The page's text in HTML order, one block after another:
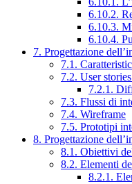
6.10.2.
6.10.3.
6.10.4.
7. Progettazione
7.1.
7.2. User
7.2.1.
7.3. Flussi di
7.4. Wireframe
7.5. Prototipi
8. Progettazione
8.1. Obiettivi
8.2. Elementi
8.2.1.